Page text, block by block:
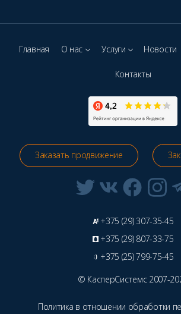
Главная О нас Услуги Новости
Контакты
Заказать продвижение
+375 (29) 307-35-45
+375 (29) 807-33-75
+375 (25) 799-75-45
© КасперСистемс 2007-
Политика в отношении обработки